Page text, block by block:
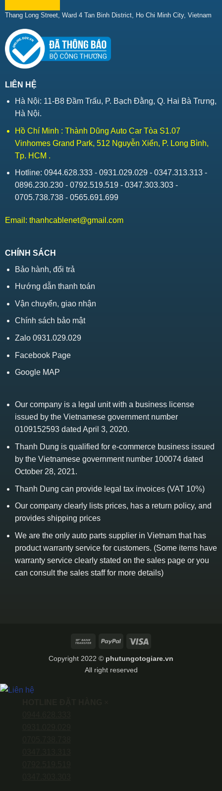
Thang Long Street, Ward 4 Tan Binh District, Ho Chi Minh City, Vietnam
LIÊN HỆ
Hà Nội: 11-B8 Đầm Trấu, P. Bạch Đằng, Q. Hai Bà Trưng,
Hà Nội.
Hồ Chí Minh : Thành Dũng Auto Car Tòa S1.07
Vinhomes Grand Park, 512 Nguyễn Xiển, P. Long Bình,
Tp. HCM .
Hotline: 0944.628.333 - 0931.029.029 - 0347.313.313 -
0896.230.230 - 0792.519.519 - 0347.303.303 -
0705.738.738 - 0565.691.699
Email: thanhcablenet@gmail.com
CHÍNH SÁCH
Bảo hành, đổi trả
Hướng dẫn thanh toán
Vận chuyển, giao nhận
Chính sách bảo mật
Zalo 0931.029.029
Facebook Page
Google MAP
Our company is a legal unit with a business license
issued by the Vietnamese government number
0109152593 dated April 3, 2020.
Thanh Dung is qualified for e-commerce business issued
by the Vietnamese government number 100074 dated
October 28, 2021.
Thanh Dung can provide legal tax invoices (VAT 10%)
Our company clearly lists prices, has a return policy, and
provides shipping prices
We are the only auto parts supplier in Vietnam that has
product warranty service for customers. (Some items have
warranty service clearly stated on the sales page or you
can consult the sales staff for more details)
Bank
PayPal
Copyright 2022 © phutungotogiare.vn
All right reserved